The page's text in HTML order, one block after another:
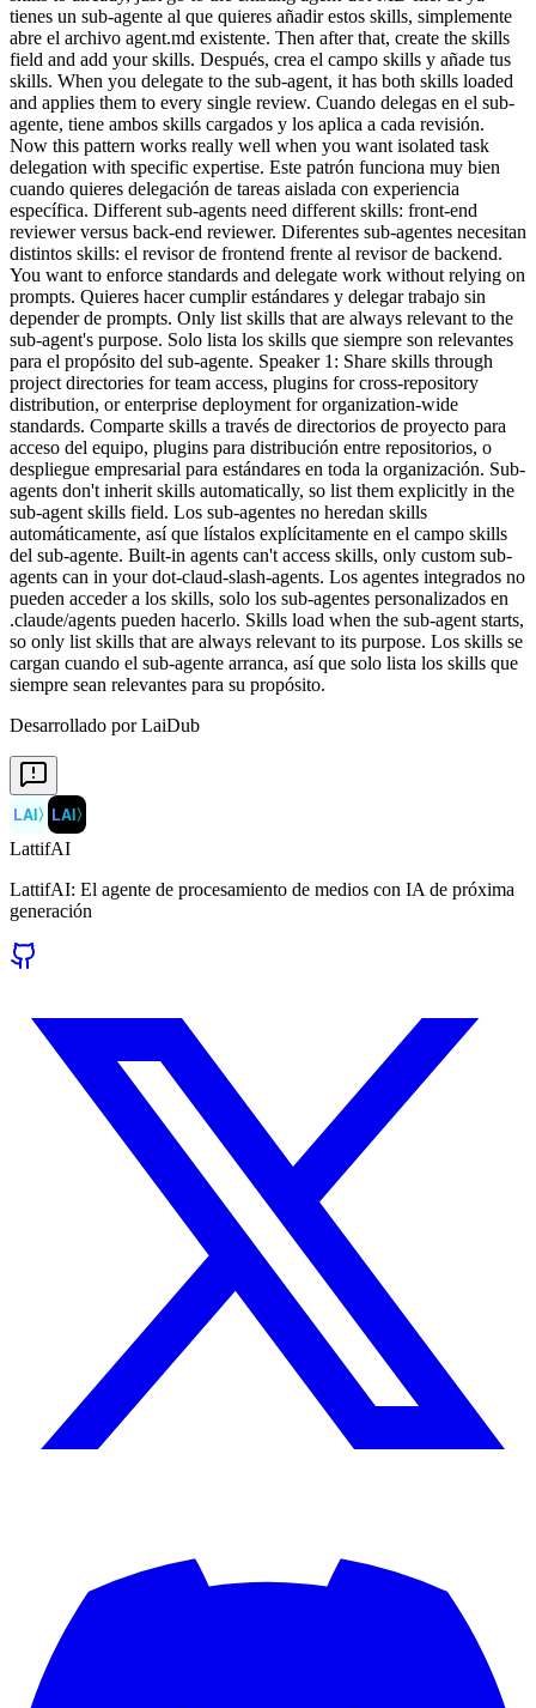
tienes un sub-agente al que quieres añadir estos skills, simplemente
abre el archivo agent.md existente. Then after that, create the skills
field and add your skills. Después, crea el campo skills y añade tus
skills. When you delegate to the sub-agent, it has both skills loaded
and applies them to every single review. Cuando delegas en el sub-
agente, tiene ambos skills cargados y los aplica a cada revisión.
Now this pattern works really well when you want isolated task
delegation with specific expertise. Este patrón funciona muy bien
cuando quieres delegación de tareas aislada con experiencia
específica. Different sub-agents need different skills: front-end
reviewer versus back-end reviewer. Diferentes sub-agentes necesitan
distintos skills: el revisor de frontend frente al revisor de backend.
You want to enforce standards and delegate work without relying on
prompts. Quieres hacer cumplir estándares y delegar trabajo sin
depender de prompts. Only list skills that are always relevant to the
sub-agent's purpose. Solo lista los skills que siempre son relevantes
para el propósito del sub-agente. Speaker 1: Share skills through
project directories for team access, plugins for cross-repository
distribution, or enterprise deployment for organization-wide
standards. Comparte skills a través de directorios de proyecto para
acceso del equipo, plugins para distribución entre repositorios, o
despliegue empresarial para estándares en toda la organización. Sub-
agents don't inherit skills automatically, so list them explicitly in the
sub-agent skills field. Los sub-agentes no heredan skills
automáticamente, así que lístalos explícitamente en el campo skills
del sub-agente. Built-in agents can't access skills, only custom sub-
agents can in your dot-claud-slash-agents. Los agentes integrados no
pueden acceder a los skills, solo los sub-agentes personalizados en
.claude/agents pueden hacerlo. Skills load when the sub-agent starts,
so only list skills that are always relevant to its purpose. Los skills se
cargan cuando el sub-agente arranca, así que solo lista los skills que
siempre sean relevantes para su propósito.
Desarrollado por LaiDub
LAI〉 LAI〉
LattifAI
LattifAI: El agente de procesamiento de medios con IA de próxima
generación